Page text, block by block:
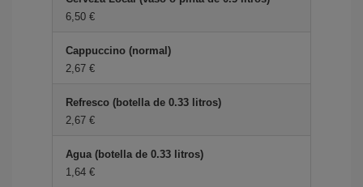
6,50 €
Cappuccino (normal)
2,67 €
Refresco (botella de 0.33 litros)
2,67 €
Agua (botella de 0.33 litros)
1,64 €